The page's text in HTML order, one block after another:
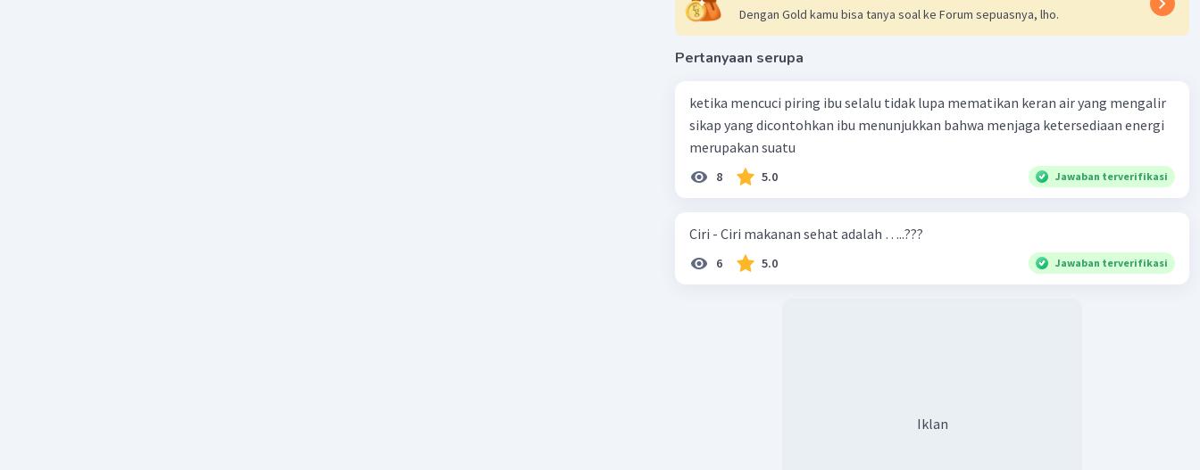
Beri Rating·4.3(7) Balas
Level 56
23 Mei 2024 13:51
A.
Dengan Gold kamu bisa tanya soal ke Forum sepuasnya, lho.
Pertanyaan serupa
ketika mencuci piring ibu selalu tidak lupa mematikan keran air yang mengalir
sikap yang dicontohkan ibu menunjukkan bahwa menjaga ketersediaan energi
merupakan suatu
8 5.0 Jawaban terverifikasi
Ciri - Ciri makanan sehat adalah …..???
6 5.0 Jawaban terverifikasi
Iklan